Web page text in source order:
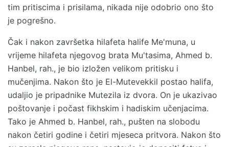
tim pritiscima i prisilama, nikada nije odobrio ono što
je pogrešno.
Čak i nakon završetka hilafeta halife Me'muna, u
vrijeme hilafeta njegovog brata Mu'tasima, Ahmed b.
Hanbel, rah., je bio izložen velikom pritisku i
mučenjima. Nakon što je El-Mutevekkil postao halifa,
udaljio je pripadnike Mutezila iz dvora. On je ukazivao
poštovanje i počast fikhskim i hadiskim učenjacima.
Tako je Ahmed b. Hanbel, rah., pušten na slobodu
nakon četiri godine i četiri mjeseca pritvora. Nakon što